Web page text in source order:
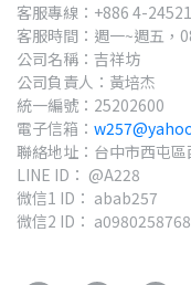
客服專線：+886 4-
客服時間：週一~週五，
公司名稱：吉祥坊
公司負責人：黃培杰
統一編號：25202600
電子信箱：
聯絡地址：台中市西屯
LINE ID： @A228
微信1 ID： abab257
微信2 ID： a0980258768